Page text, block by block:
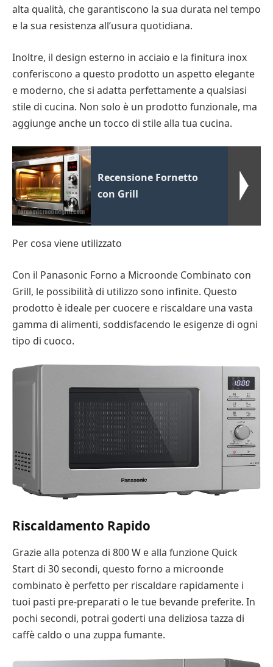
alta qualità, che garantiscono la sua durata nel tempo
e la sua resistenza all’usura quotidiana.
Inoltre, il design esterno in acciaio e la finitura inox
conferiscono a questo prodotto un aspetto elegante
e moderno, che si adatta perfettamente a qualsiasi
stile di cucina. Non solo è un prodotto funzionale, ma
aggiunge anche un tocco di stile alla tua cucina.
Recensione Fornetto
con Grill
Per cosa viene utilizzato
Con il Panasonic Forno a Microonde Combinato con
Grill, le possibilità di utilizzo sono infinite. Questo
prodotto è ideale per cuocere e riscaldare una vasta
gamma di alimenti, soddisfacendo le esigenze di ogni
tipo di cuoco.
Riscaldamento Rapido
Grazie alla potenza di 800 W e alla funzione Quick
Start di 30 secondi, questo forno a microonde
combinato è perfetto per riscaldare rapidamente i
tuoi pasti pre-preparati o le tue bevande preferite. In
pochi secondi, potrai goderti una deliziosa tazza di
caffè caldo o una zuppa fumante.